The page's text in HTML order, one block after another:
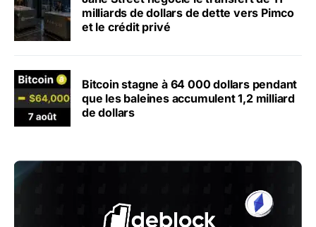
milliards de dollars de dette vers Pimco
et le crédit privé
Bitcoin stagne à 64 000 dollars pendant
que les baleines accumulent 1,2 milliard
de dollars